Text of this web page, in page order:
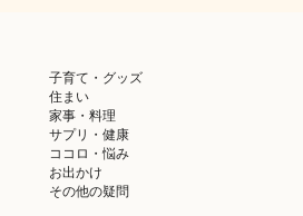
子育て・グッズ
住まい
家事・料理
サプリ・健康
ココロ・悩み
お出かけ
その他の疑問